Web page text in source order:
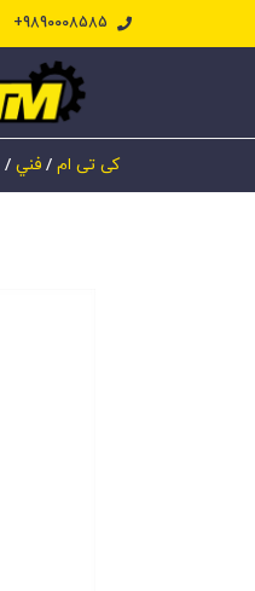
9890008585+
کی تی ام / فني /